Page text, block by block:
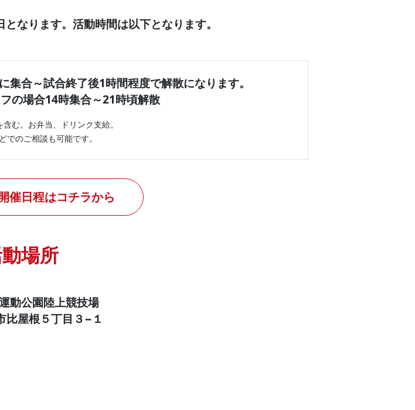
なります。活動時間は以下となります。
集合～試合終了後1時間程度で解散になります。
の場合14時集合～21時頃解散
む。お弁当、ドリンク支給。
のご相談も可能です。
催日程はコチラから
場所
動公園陸上競技場
比屋根５丁目３−１